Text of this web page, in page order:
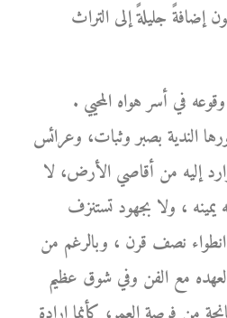
إضافةً جليلةً إلى التراث
في أسر هواه المحيي .
الندية بصبر وثبات، وعرائس
إليه من أقاصي الأرض، لا
، ولا بجهود تستنزف
انطواء نصف قرن ، وبالرغم من
مع الفن وفي شوق عظيم